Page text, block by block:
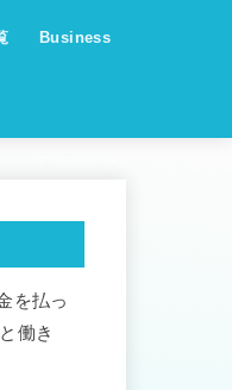
Business
を払っ
働き